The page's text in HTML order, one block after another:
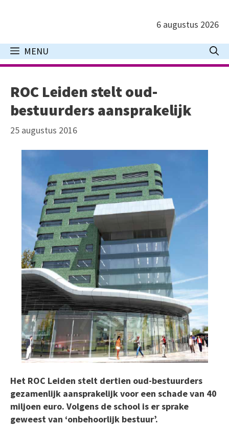
inhoud
6 augustus 2026
MENU
ROC Leiden stelt oud-
bestuurders aansprakelijk
25 augustus 2016
Het ROC Leiden stelt dertien oud-bestuurders
gezamenlijk aansprakelijk voor een schade van 40
miljoen euro. Volgens de school is er sprake
geweest van ‘onbehoorlijk bestuur’.